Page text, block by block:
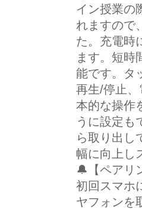
イン授業の
れますので
た。充電時
ます。短時
能です。タ
再生/停止
本的な操作
うに設定も
ら取り出し
幅に向上し
🔔【ペアリ
初回スマホ
ヤフォンを